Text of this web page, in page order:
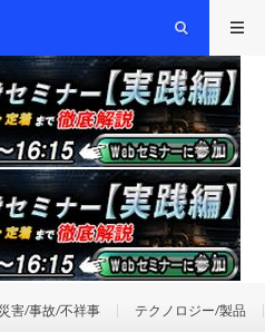
災害/事故/不祥事 テクノロジー/製品